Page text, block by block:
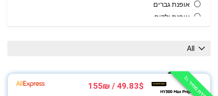
אופנת גברים
אופנת ילדים
בית גן וחוץ
בית חכם
All
ירידת מחיר 📉 49.83$ / 155₪